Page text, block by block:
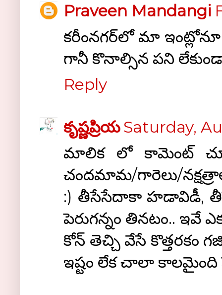
Praveen Mandangi
కరీంనగర్‌లో మా
గానీ కొనాల్సిన పని
Reply
కృష్ణప్రియSaturday,
మాలిక లో కామెంట్ చూసి
చందమామ/గారెలు/
:) తీసేసేదాకా హడావిడీ,
పెరుగన్నం తినటం.. ఇవే
కోన్ తెచ్చి వేసే కొత్తరకం
ఇష్టం లేక చాలా కాలమైంది